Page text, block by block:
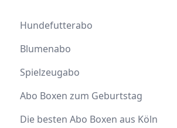
Hundefutterabo
Blumenabo
Spielzeugabo
Abo Boxen zum Geburtstag
Die besten Abo Boxen aus Köln